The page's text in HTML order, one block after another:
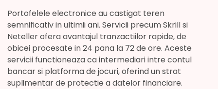
Portofelele electronice au castigat teren
semnificativ in ultimii ani. Servicii precum Skrill si
Neteller ofera avantajul tranzactiilor rapide, de
obicei procesate in 24 pana la 72 de ore. Aceste
servicii functioneaza ca intermediari intre contul
bancar si platforma de jocuri, oferind un strat
suplimentar de protectie a datelor financiare.